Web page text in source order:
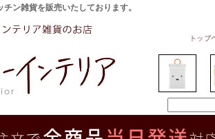
ン雑貨を販売いたしております。